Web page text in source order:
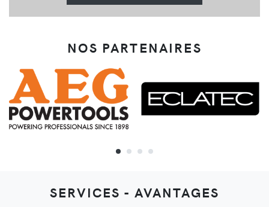
NOS PARTENAIRES
SERVICES - AVANTAGES